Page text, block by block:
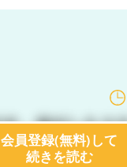
会員登録(無料)して
続きを読む